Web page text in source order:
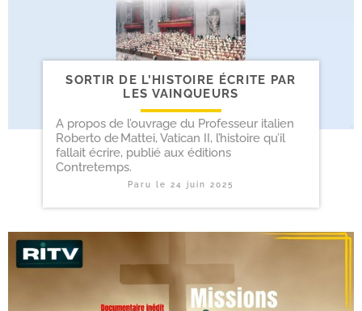
SORTIR DE L’HISTOIRE ÉCRITE PAR
LES VAINQUEURS
A propos de l’ouvrage du Professeur italien
Roberto de Mattei, Vatican II, l’histoire qu’il
fallait écrire, publié aux éditions
Contretemps.
Paru le24 juin 2025